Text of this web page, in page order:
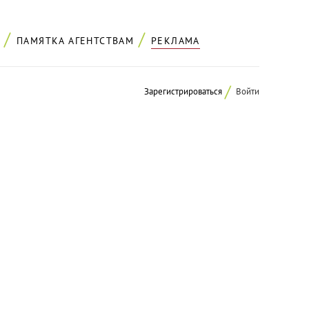
ПАМЯТКА АГЕНТСТВАМ РЕКЛАМА
Зарегистрироваться Войти